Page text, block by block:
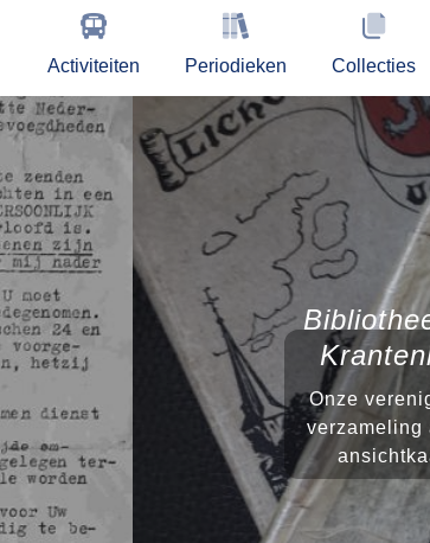
Activiteiten Periodieken Collecties
Onze
verzameling